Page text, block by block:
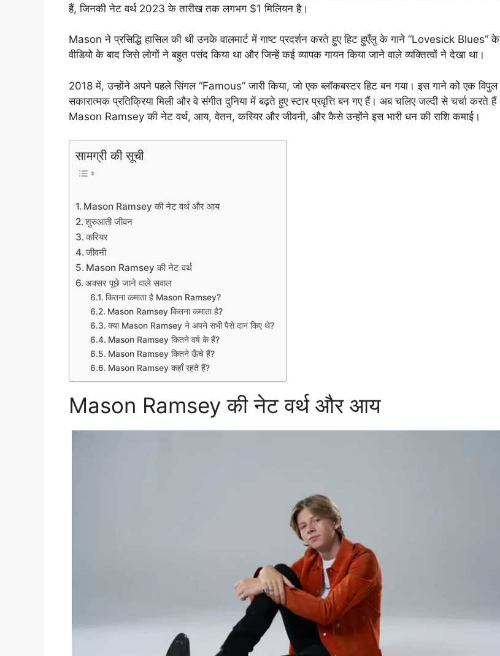
हैं, जिनकी नेट वर्थ 2023 के तारीख तक लगभग $1 मिलियन है।
Mason ने प्रसिद्धि हासिल की थी उनके वालमार्ट में गाष्ट प्रदर्शन करते हुए हिट हुएँलु के गाने “Lovesick Blues” के
वीडियो के बाद जिसे लोगों ने बहुत पसंद किया था और जिन्हें कई व्यापक गायन किया जाने वाले व्यक्तित्वों ने देखा था।
2018 में, उन्होंने अपने पहले सिंगल “Famous” जारी किया, जो एक ब्लॉकबस्टर हिट बन गया। इस गाने को एक विपुल
सकारात्मक प्रतिक्रिया मिली और वे संगीत दुनिया में बढ़ते हुए स्टार प्रवृत्ति बन गए हैं। अब चलिए जल्दी से चर्चा करते हैं
Mason Ramsey की नेट वर्थ, आय, वेतन, करियर और जीवनी, और कैसे उन्होंने इस भारी धन की राशि कमाई।
सामग्री की सूची
Mason Ramsey की नेट वर्थ और आय
शुरुआती जीवन
करियर
जीवनी
Mason Ramsey की नेट वर्थ
अक्सर पूछे जाने वाले सवाल
कितना कमाता है Mason Ramsey?
Mason Ramsey कितना कमाता है?
क्या Mason Ramsey ने अपने सभी पैसे दान किए थे?
Mason Ramsey कितने वर्ष के हैं?
Mason Ramsey कितने ऊँचे हैं?
Mason Ramsey कहाँ रहते हैं?
Mason Ramsey की नेट वर्थ और आय